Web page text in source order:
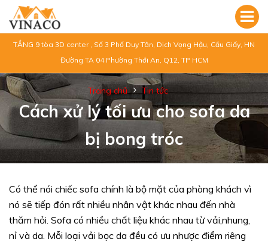
TẦNG 9 tòa 3D center , Số 3 Phố Duy Tân, Dịch Vọng Hậu, Cầu Giấy, HN
Đường TA 04 Phường Thới An, Q12, TP HCM
Trang chủ Tin tức
Cách xử lý tối ưu cho sofa da
bị bong tróc
Có thể nói chiếc sofa chính là bộ mặt của phòng khách vì
nó sẽ tiếp đón rất nhiều nhân vật khác nhau đến nhà
thăm hỏi. Sofa có nhiều chất liệu khác nhau từ vải,nhung,
nỉ và da. Mỗi loại vải bọc da đều có ưu nhược điểm riêng